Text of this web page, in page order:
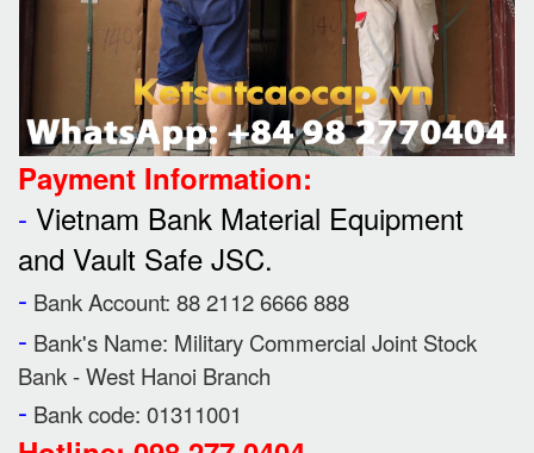
Payment Information:
- Vietnam Bank Material Equipment
and Vault Safe JSC.
- Bank Account: 88 2112 6666 888
- Bank's Name: Military Commercial Joint Stock
Bank - West Hanoi Branch
- Bank code: 01311001